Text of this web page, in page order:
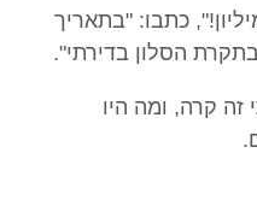
כתבו: "בתאריך
קרה, ומה היו